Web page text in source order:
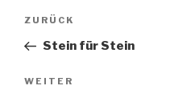
Beitragsnavigation
Vorheriger
Beitrag
ZURÜCK
Stein für Stein
Nächster
WEITER